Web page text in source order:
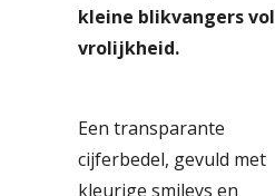
kleine blikvangers vol
vrolijkheid.
Een transparante
cijferbedel, gevuld met
kleurige smileys en